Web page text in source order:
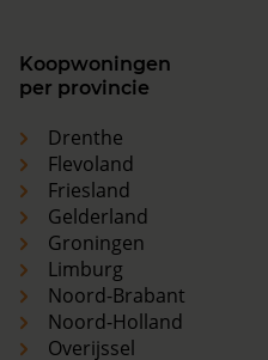
Koopwoningen
per provincie
Drenthe
Flevoland
Friesland
Gelderland
Groningen
Limburg
Noord-Brabant
Noord-Holland
Overijssel